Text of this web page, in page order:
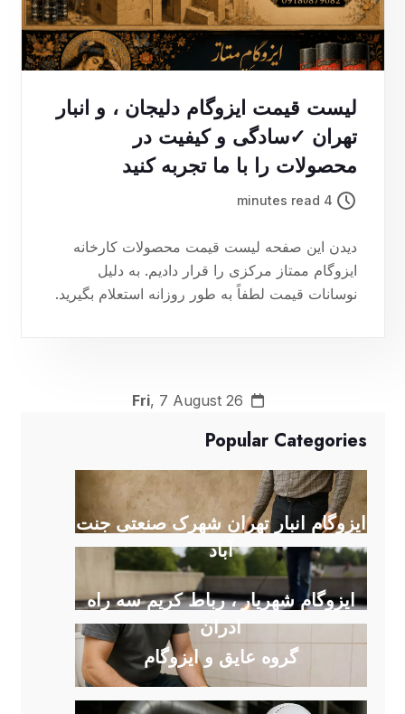
لیست قیمت ایزوگام دلیجان ، و انبار
تهران ✓سادگی و کیفیت در
محصولات را با ما تجربه کنید
4 minutes read
دیدن این صفحه لیست قیمت محصولات کارخانه
ایزوگام ممتاز مرکزی را قرار دادیم. به دلیل
نوسانات قیمت لطفاً به طور روزانه استعلام بگیرید.
Fri, 7 August 26
Popular Categories
ایزوگام انبار تهران شهرک صنعتی جنت
آباد
ایزوگام شهریار ، رباط کریم سه راه
ادران
گروه عایق و ایزوگام